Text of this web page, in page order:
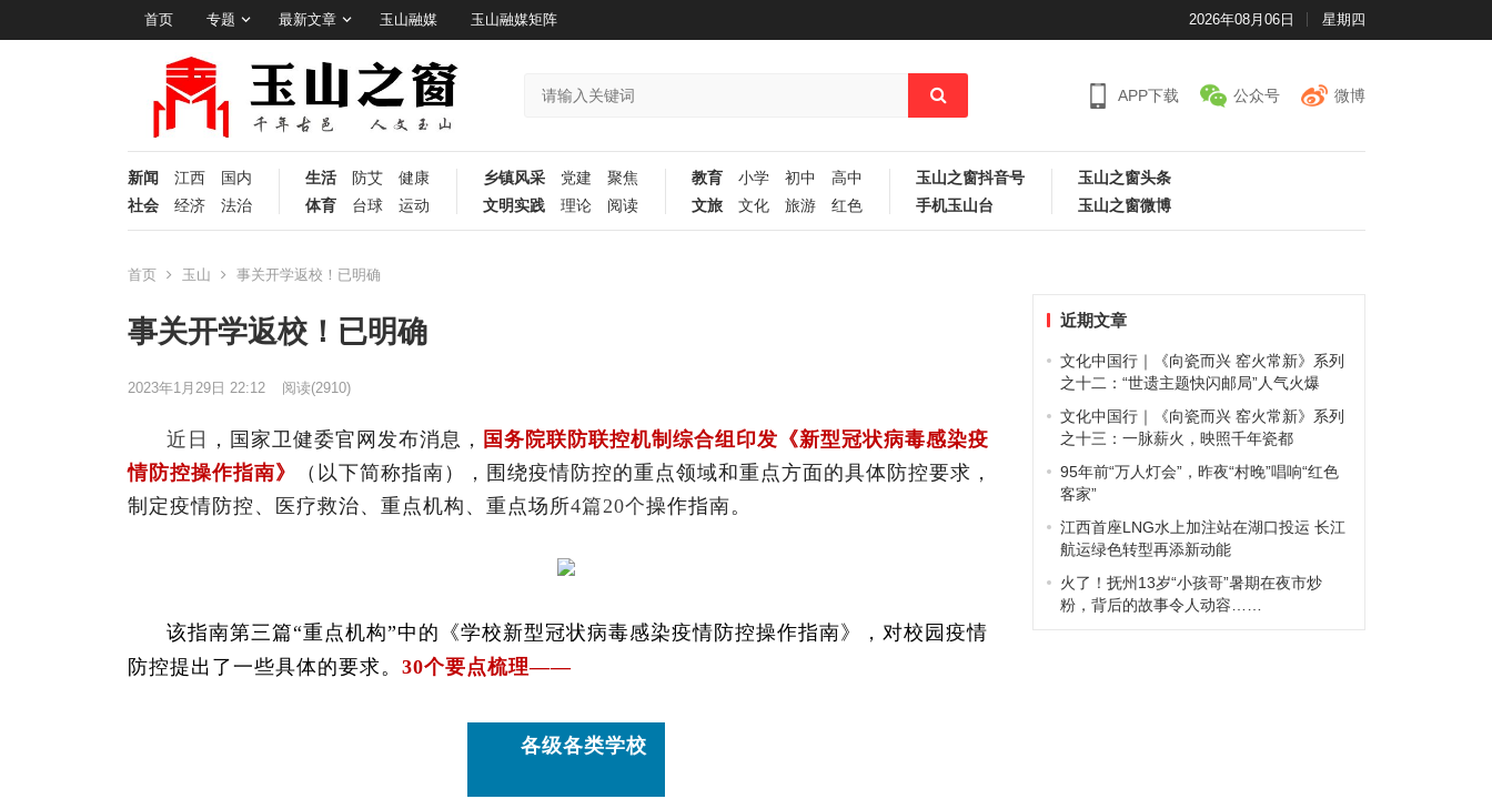
首页 专题 最新文章 玉山融媒 玉山融媒矩阵 2026年08月06日 星期四
APP下载 公众号 微博
新闻 江西
国内
社会
经济 法治
生活 防艾
健康
体育
台球 运动
乡镇风采 党建
聚焦
文明实践
理论 阅读
教育 小学 初中
高中
文旅
文化 旅游 红色
玉山之窗抖音号
手机玉山台
玉山之窗头条
玉山之窗微博
首页 玉山 事关开学返校！已明确
事关开学返校！已明确
2023年1月29日 22:12 阅读(2910)
近日 ，国家卫健委官网发布消息， 国务院联防联控机制综合组印发《新型冠状病毒感染疫
情防控操作指南》
（以下简称指南），围绕疫情防控的重点领域和重点方面的具体防控要求，
制定疫情防控、医疗救治、重点机构、重点场所4篇20个操作指南。
该指南第三篇“重点机构”中的《学校新型冠状病毒感染疫情防控操作指南》，对校园疫情
防控提出了一些具体的要求。 30个要点梳理——
各级各类学校
近期文章
文化中国行｜《向瓷而兴 窑火常新》系列
之十二：“世遗主题快闪邮局”人气火爆
文化中国行｜《向瓷而兴 窑火常新》系列
之十三：一脉薪火，映照千年瓷都
95年前“万人灯会”，昨夜“村晚”唱响“红色
客家”
江西首座LNG水上加注站在湖口投运 长江
航运绿色转型再添新动能
火了！抚州13岁“小孩哥”暑期在夜市炒
粉，背后的故事令人动容……